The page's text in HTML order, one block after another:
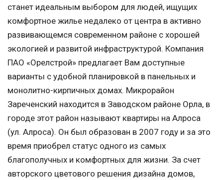
станет идеальным выбором для людей, ищущих
комфортное жилье недалеко от центра в активно
развивающемся современном районе с хорошей
экологией и развитой инфраструктурой. Компания
ПАО «Орелстрой» предлагает Вам доступные
варианты с удобной планировкой в панельных и
монолитно-кирпичных домах. Микрорайон
Зареченский находится в Заводском районе Орла, в
городе этот район называют квартиры на Алроса
(ул. Алроса). Он был образован в 2007 году и за это
время приобрел статус одного из самых
благополучных и комфортных для жизни. За счет
авторского цветового решения дизайна домов,